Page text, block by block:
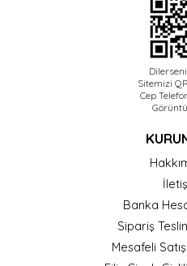
Sitemizi
Cep
Banka
Sipariş
Mesafeli